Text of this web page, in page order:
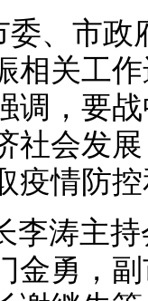
委、市
相关工
调，要
社会发
疫情防
李涛主
金勇，